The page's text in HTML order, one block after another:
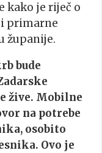
kako je riječ o
primarne
županije.
bude
žive. Mobilne
na potrebe
osobito
Ovo je